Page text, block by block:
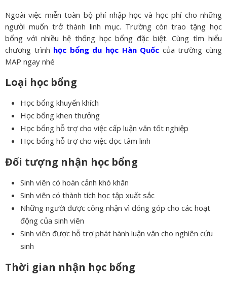
Ngoài việc miễn toàn bộ phí nhập học và học phí cho những
người muốn trở thành linh mục. Trường còn trao tặng học
bổng với nhiều hệ thống học bổng đặc biệt. Cùng tìm hiểu
chương trình học bổng du học Hàn Quốc của trường cùng
MAP ngay nhé
Loại học bổng
Học bổng khuyến khích
Học bổng khen thưởng
Học bổng hỗ trợ cho việc cấp luận văn tốt nghiệp
Học bổng hỗ trợ cho việc đọc tâm linh
Đối tượng nhận học bổng
Sinh viên có hoàn cảnh khó khăn
Sinh viên có thành tích học tập xuất sắc
Những người được công nhận vì đóng góp cho các hoạt
động của sinh viên
Sinh viên được hỗ trợ phát hành luận văn cho nghiên cứu
sinh
Thời gian nhận học bổng